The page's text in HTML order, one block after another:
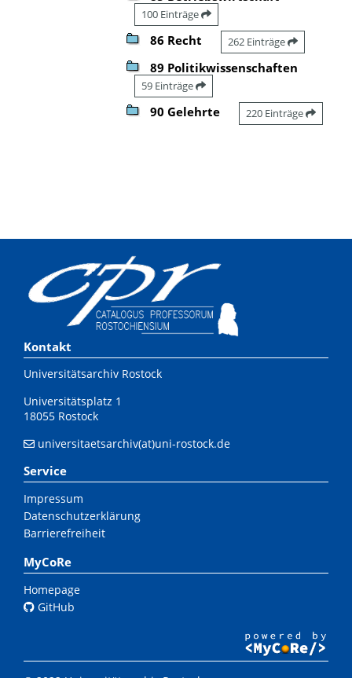
100 Einträge
86 Recht 262 Einträge
89 Politikwissenschaften
59 Einträge
90 Gelehrte 220 Einträge
Kontakt
Universitätsarchiv Rostock
Universitätsplatz 1
18055 Rostock
universitaetsarchiv(at)uni-rostock.de
Service
Impressum
Datenschutzerklärung
Barrierefreiheit
MyCoRe
Homepage
GitHub